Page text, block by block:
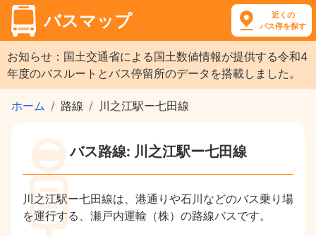
バスマップ
近くの
バス停を探す
お知らせ：国土交通省による国土数値情報が提供する令和4
年度のバスルートとバス停留所のデータを搭載しました。
ホーム 路線 川之江駅ー七田線
バス路線: 川之江駅ー七田線
川之江駅ー七田線は、港通りや石川などのバス乗り場
を運行する、瀬戸内運輸（株）の路線バスです。